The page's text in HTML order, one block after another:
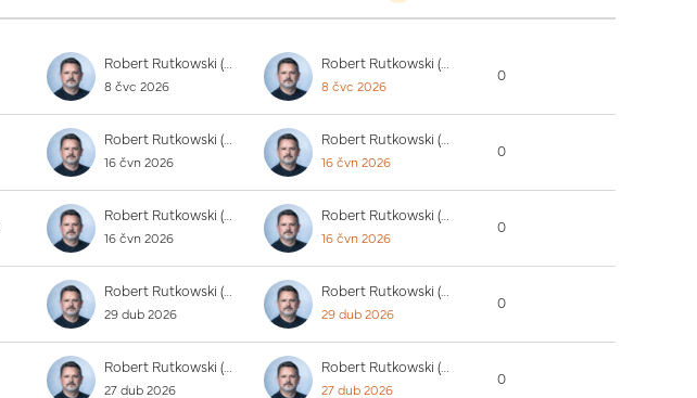
Robert Rutkowski (PUW)
8 čvc 2026
Robert Rutkowski (PUW)
8 čvc 2026
0
Robert Rutkowski (PUW)
16 čvn 2026
Robert Rutkowski (PUW)
16 čvn 2026
0
Robert Rutkowski (PUW)
16 čvn 2026
Robert Rutkowski (PUW)
16 čvn 2026
0
Robert Rutkowski (PUW)
29 dub 2026
Robert Rutkowski (PUW)
29 dub 2026
0
Robert Rutkowski (PUW)
27 dub 2026
Robert Rutkowski (PUW)
27 dub 2026
0